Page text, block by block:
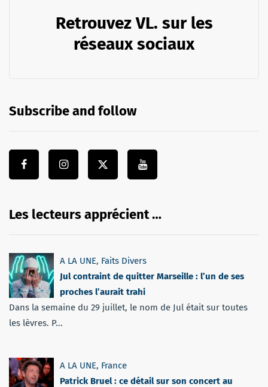
Retrouvez VL. sur les
réseaux sociaux
Subscribe and follow
Les lecteurs apprécient …
A LA UNE, Faits Divers
Jul contraint de quitter Marseille : l’un de ses
proches l’aurait trahi
Dans la semaine du 29 juillet, le nom de Jul était sur toutes
les lèvres. P...
A LA UNE, France
Patrick Bruel : ce détail sur son concert au